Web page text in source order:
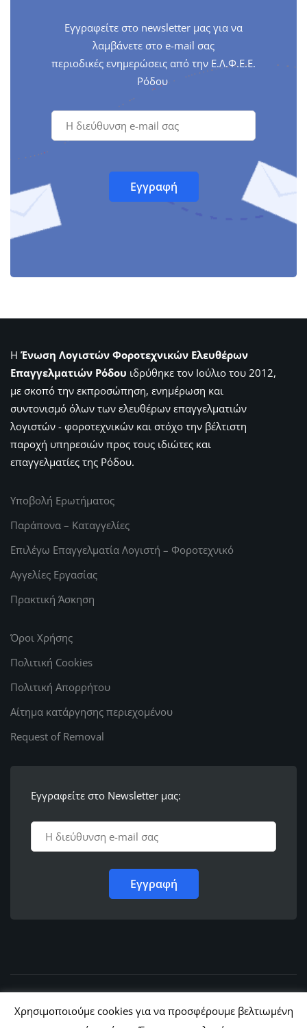
Εγγραφείτε στο newsletter μας για να
λαμβάνετε στο e-mail σας
περιοδικές ενημερώσεις από την Ε.Λ.Φ.Ε.Ε.
Ρόδου
Η Ένωση Λογιστών Φοροτεχνικών Ελευθέρων
Επαγγελματιών Ρόδου ιδρύθηκε τον Ιούλιο του 2012,
με σκοπό την εκπροσώπηση, ενημέρωση και
συντονισμό όλων των ελευθέρων επαγγελματιών
λογιστών - φοροτεχνικών και στόχο την βέλτιστη
παροχή υπηρεσιών προς τους ιδιώτες και
επαγγελματίες της Ρόδου.
Υποβολή Ερωτήματος
Παράπονα – Καταγγελίες
Επιλέγω Επαγγελματία Λογιστή – Φοροτεχνικό
Αγγελίες Εργασίας
Πρακτική Άσκηση
Όροι Χρήσης
Πολιτική Cookies
Πολιτική Απορρήτου
Αίτημα κατάργησης περιεχομένου
Request of Removal
Εγγραφείτε στο Newsletter μας:
© 2011 - 2022, Ε.Λ.Φ.Ε.Ε. Ρόδου
Χρησιμοποιούμε cookies για να προσφέρουμε βελτιωμένη